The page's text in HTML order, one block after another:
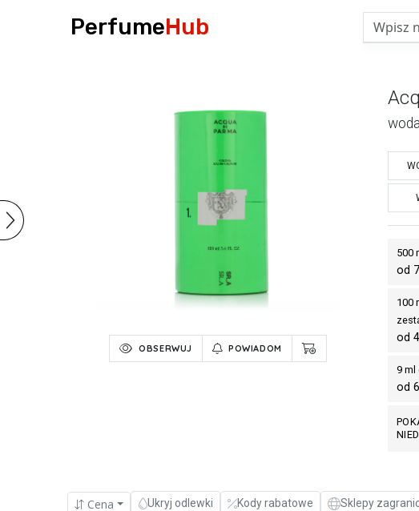
PerfumeHub
OBSERWUJ POWIADOM
500
od
100
od
9 ml
od
Cena Ukryj odlewki Kody rabatowe Sklepy